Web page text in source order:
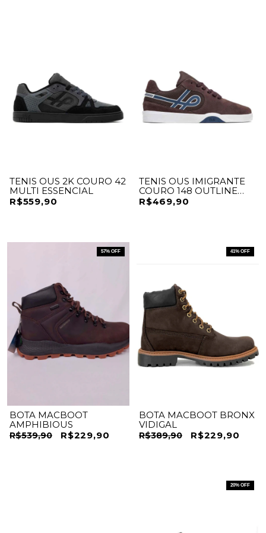
TENIS OUS 2K COURO 42
MULTI ESSENCIAL
R$559,90
TENIS OUS IMIGRANTE
COURO 148 OUTLINE
ESSENCIAL
R$469,90
57% OFF
BOTA MACBOOT
AMPHIBIOUS
R$539,90 R$229,90
41% OFF
BOTA MACBOOT BRONX
VIDIGAL
R$389,90 R$229,90
20% OFF